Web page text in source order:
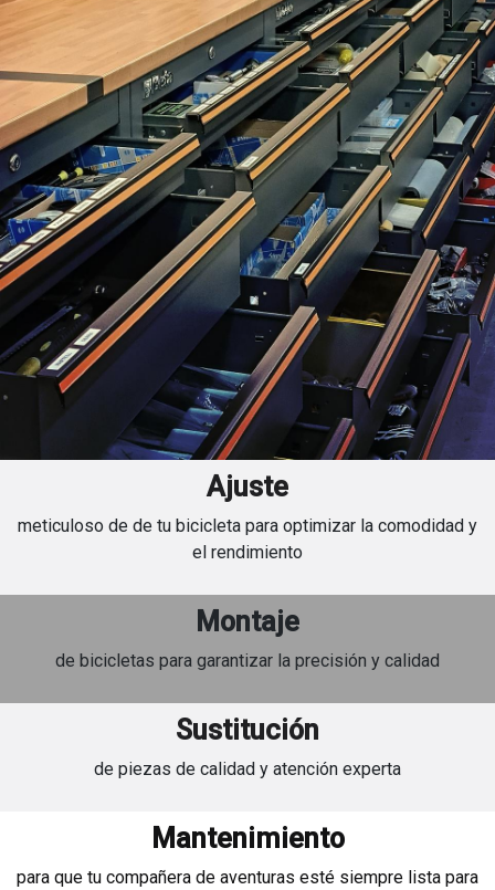
Ajuste
meticuloso de de tu bicicleta para optimizar la comodidad y
el rendimiento
Montaje
de bicicletas para garantizar la precisión y calidad
Sustitución
de piezas de calidad y atención experta
Mantenimiento
para que tu compañera de aventuras esté siempre lista para